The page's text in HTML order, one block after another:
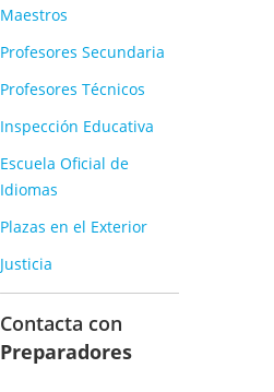
Maestros
Profesores Secundaria
Profesores Técnicos
Inspección Educativa
Escuela Oficial de
Idiomas
Plazas en el Exterior
Justicia
Contacta con
Preparadores